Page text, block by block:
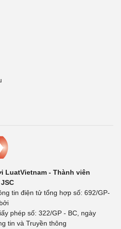
LuatVietnam - Thành viên
tin điện tử tổng hợp số: 692/GP-
phép số: 322/GP - BC, ngày
tin và Truyền thông